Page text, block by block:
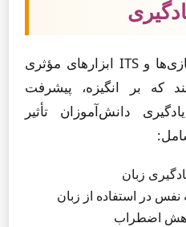
بر اساس یافته‌های کلی، بازی‌ها و ITS ابزارهای مؤثری
که بر انگیزه، پیشرفت
دانش‌آموزان تأثیر
زبان
نفس در استفاده از زبان
اضطراب